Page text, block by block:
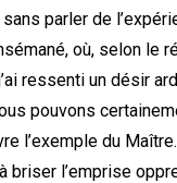
parler de
où, selon le
ressenti un désir
pouvons
l’exemple du
briser l’emprise